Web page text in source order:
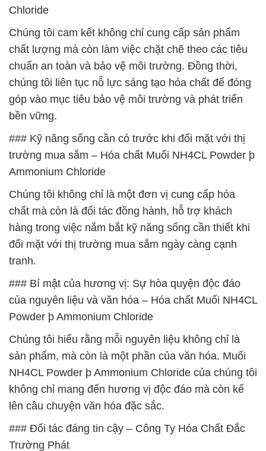
Chloride
Chúng tôi cam kết không chỉ cung cấp sản phẩm
chất lượng mà còn làm việc chặt chẽ theo các tiêu
chuẩn an toàn và bảo vệ môi trường. Đồng thời,
chúng tôi liên tục nỗ lực sáng tạo hóa chất để đóng
góp vào mục tiêu bảo vệ môi trường và phát triển
bền vững.
### Kỹ năng sống cần có trước khi đối mặt với thị
trường mua sắm – Hóa chất Muối NH4CL Powder þ
Ammonium Chloride
Chúng tôi không chỉ là một đơn vị cung cấp hóa
chất mà còn là đối tác đồng hành, hỗ trợ khách
hàng trong việc nắm bắt kỹ năng sống cần thiết khi
đối mặt với thị trường mua sắm ngày càng cạnh
tranh.
### Bí mật của hương vị: Sự hòa quyện độc đáo
của nguyên liệu và văn hóa – Hóa chất Muối NH4CL
Powder þ Ammonium Chloride
Chúng tôi hiểu rằng mỗi nguyên liệu không chỉ là
sản phẩm, mà còn là một phần của văn hóa. Muối
NH4CL Powder þ Ammonium Chloride của chúng tôi
không chỉ mang đến hương vị độc đáo mà còn kể
lên câu chuyện văn hóa đặc sắc.
### Đối tác đáng tin cậy – Công Ty Hóa Chất Đắc
Trường Phát